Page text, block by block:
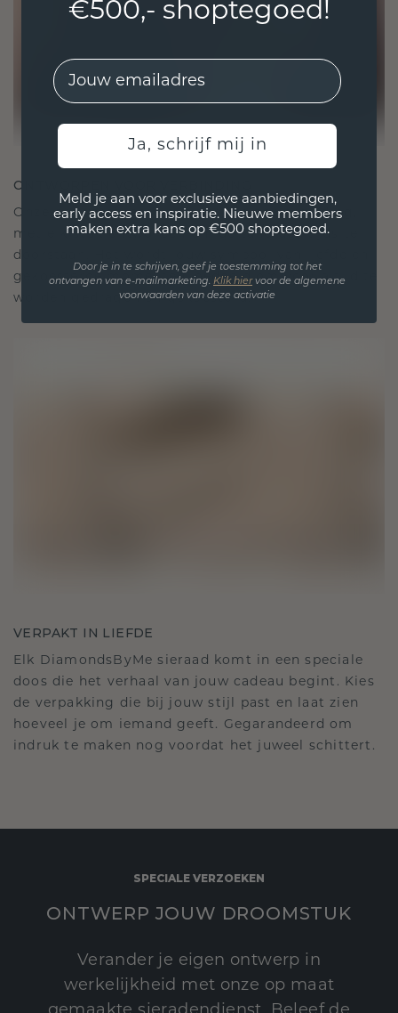
ONTWORPEN VOOR VERBINDING
Onze ontwerpfilosofie is gericht op verbinding,
met elk stuk ontworpen om de tand des tijds te
doorstaan. Het wordt jouw symbool van liefde en
gekoesterde momenten, bedoeld om voor altijd te
worden gedragen en gekoesterd.
VERPAKT IN LIEFDE
Elk DiamondsByMe sieraad komt in een speciale
doos die het verhaal van jouw cadeau begint. Kies
de verpakking die bij jouw stijl past en laat zien
hoeveel je om iemand geeft. Gegarandeerd om
indruk te maken nog voordat het juweel schittert.
SPECIALE VERZOEKEN
ONTWERP JOUW DROOMSTUK
Verander je eigen ontwerp in
werkelijkheid met onze op maat
€500,- shoptegoed!
EMail
Ja, schrijf mij in
Meld je aan voor exclusieve aanbiedingen,
early access en inspiratie. Nieuwe members
maken extra kans op €500 shoptegoed.
Door je in te schrijven, geef je toestemming tot het
ontvangen van e-mailmarketing. Klik hiervoor de algemene
voorwaarden van deze activatie